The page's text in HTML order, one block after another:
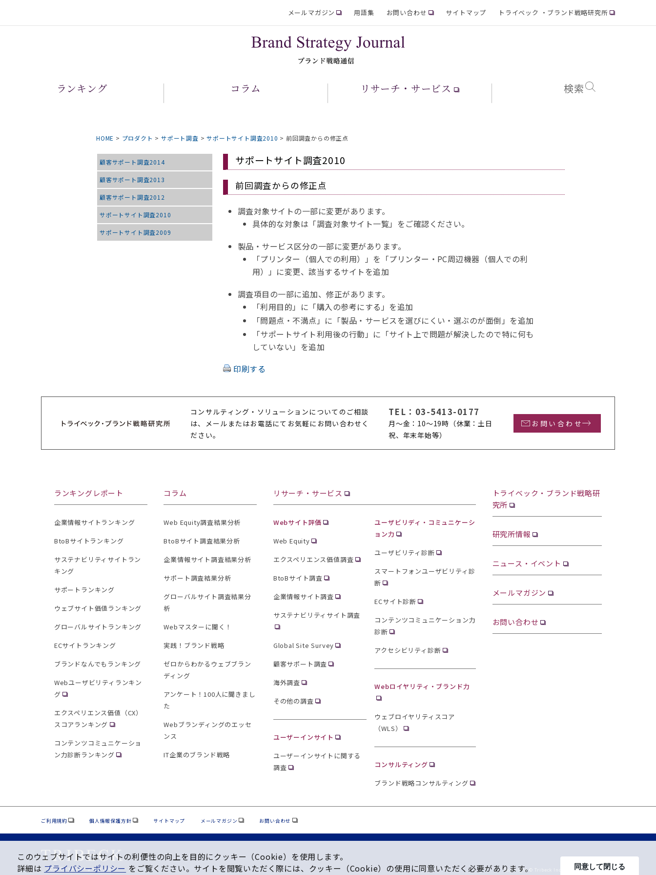
メールマガジン 用語集 お問い合わせ サイトマップ トライベック ・ブランド戦略研究所
ランキング コラム リサーチ・サービス 検索
HOME > プロダクト >サポート調査 >サポートサイト調査2010 > 前回調査からの修正点
顧客サポート調査2014
顧客サポート調査2013
顧客サポート調査2012
サポートサイト調査2010
サポートサイト調査2009
サポートサイト調査2010
前回調査からの修正点
調査対象サイトの一部に変更があります。
具体的な対象は「調査対象サイト一覧」をご確認ください。
製品・サービス区分の一部に変更があります。
「プリンター（個人での利用）」を「プリンター・PC周辺機器（個人での利
用）」に変更、該当するサイトを追加
調査項目の一部に追加、修正があります。
「利用目的」に「購入の参考にする」を追加
「問題点・不満点」に「製品・サービスを選びにくい・選ぶのが面倒」を追加
「サポートサイト利用後の行動」に「サイト上で問題が解決したので特に何も
していない」を追加
印刷する
コンサルティング・ソリューションについてのご相談
は、メールまたはお電話にてお気軽にお問い合わせく
ださい。
TEL： 03-5413-0177
月〜金：10〜19時 （休業：土日
祝、年末年始等）
お問い合わせ
ランキングレポート
企業情報サイトランキング
BtoBサイトランキング
サステナビリティサイトラン
キング
サポートランキング
ウェブサイト価値ランキング
グローバルサイトランキング
ECサイトランキング
ブランドなんでもランキング
Webユーザビリティランキン
グ
エクスペリエンス価値（CX）
スコアランキング
コンテンツコミュニケーショ
ン力診断ランキング
コラム
Web Equity調査結果分析
BtoBサイト調査結果分析
企業情報サイト調査結果分析
サポート調査結果分析
グローバルサイト調査結果分
析
Webマスターに聞く！
実践！ブランド戦略
ゼロからわかるウェブブラン
ディング
アンケート！100人に聞きまし
た
Webブランディングのエッセ
ンス
IT企業のブランド戦略
リサーチ・サービス
Webサイト評価
Web Equity
エクスペリエンス価値調査
BtoBサイト調査
企業情報サイト調査
サステナビリティサイト調査
Global Site Survey
顧客サポート調査
海外調査
その他の調査
ユーザーインサイト
ユーザーインサイトに関する
調査
ユーザビリディ・コミュニケーシ
ョン力
ユーザビリティ診断
スマートフォンユーザビリティ診
断
ECサイト診断
コンテンツコミュニケーション力
診断
アクセシビリティ診断
Webロイヤリティ・ブランド力
ウェブロイヤリティスコア
（WLS）
コンサルティング
ブランド戦略コンサルティング
トライベック・ブランド戦略研
究所
研究所情報
ニュース・イベント
メールマガジン
お問い合わせ
ご利用規約 個人情報保護方針 サイトマップ メールマガジン お問い合わせ
Copyright © Tribeck Inc. All Rights Reserved.
このウェブサイトではサイトの利便性の向上を⽬的にクッキー（Cookie）を使⽤します。
詳細は プライバシーポリシー をご覧ください。サイトを閲覧いただく際には、クッキー（Cookie）の使⽤に同意いただく必要があります。 同意して閉じる